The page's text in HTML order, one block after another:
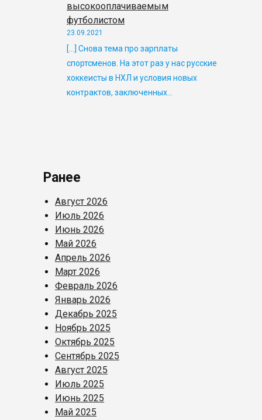
высокооплачиваемым
футболистом
23.09.2021
[…] Снова тема про зарплаты
спортсменов. На этот раз у нас русские
хоккеисты в НХЛ и условия новых
контрактов, заключенных…
Ранее
Август 2026
Июль 2026
Июнь 2026
Май 2026
Апрель 2026
Март 2026
Февраль 2026
Январь 2026
Декабрь 2025
Ноябрь 2025
Октябрь 2025
Сентябрь 2025
Август 2025
Июль 2025
Июнь 2025
Май 2025